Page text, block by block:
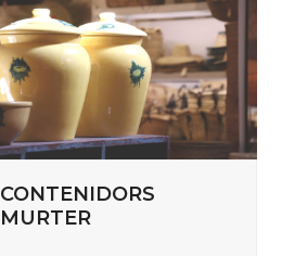
CONTENIDORS
MURTER